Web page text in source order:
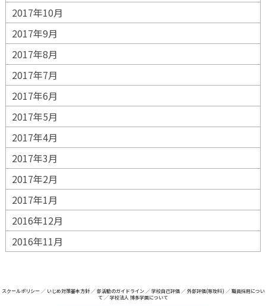
2017年10月
2017年9月
2017年8月
2017年7月
2017年6月
2017年5月
2017年4月
2017年3月
2017年2月
2017年1月
2016年12月
2016年11月
スクールポリシー／ いじめ対策基本方針／部活動のガイドライン／学校自己評価／外部評価(専攻科) ／職員採用につい
て ／学校法人 博多学園について